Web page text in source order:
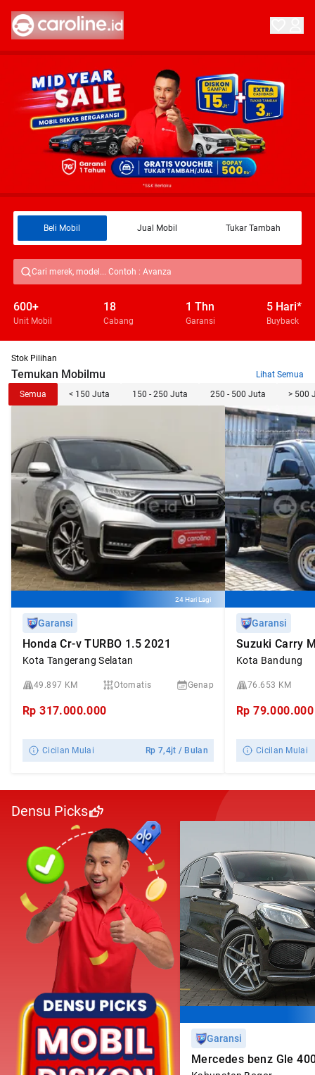
Beli Mobil Jual Mobil Tukar Tambah
Cari merek, model... Contoh : Avanza
600+
Unit Mobil
18
Cabang
1 Thn
Garansi
5 Hari*
Buyback
Stok Pilihan
Temukan Mobilmu
Lihat Semua
Semua
< 150 Juta 150 - 250 Juta 250 - 500 Juta > 500
24 Hari Lagi
Garansi
Honda Cr-v TURBO 1.5 2021
Kota Tangerang Selatan
49.897 KM Otomatis Genap
Rp317.000.000
Cicilan Mulai Rp7,4jt / Bulan
Garansi
Kota Bandung
76.653 KM
Rp79.000.000
Cicilan Mulai
Densu Picks
Garansi